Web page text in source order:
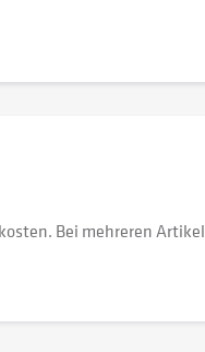
Bei mehreren